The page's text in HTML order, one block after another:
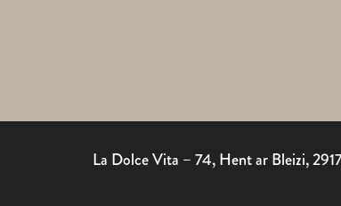
La Dolce Vita – 74, Hent ar Bleizi,